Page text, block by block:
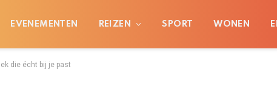
EVENEMENTEN REIZEN SPORT WONEN
die écht bij je past